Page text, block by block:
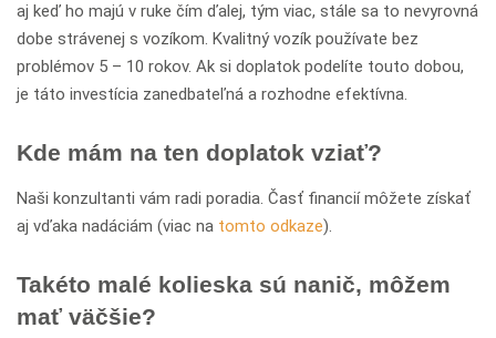
aj keď ho majú v ruke čím ďalej, tým viac, stále sa to nevyrovná
dobe strávenej s vozíkom. Kvalitný vozík používate bez
problémov 5 – 10 rokov. Ak si doplatok podelíte touto dobou,
je táto investícia zanedbateľná a rozhodne efektívna.
Kde mám na ten doplatok vziať?
Naši konzultanti vám radi poradia. Časť financií môžete získať
aj vďaka nadáciám (viac na tomto odkaze).
Takéto malé kolieska sú nanič, môžem
mať väčšie?